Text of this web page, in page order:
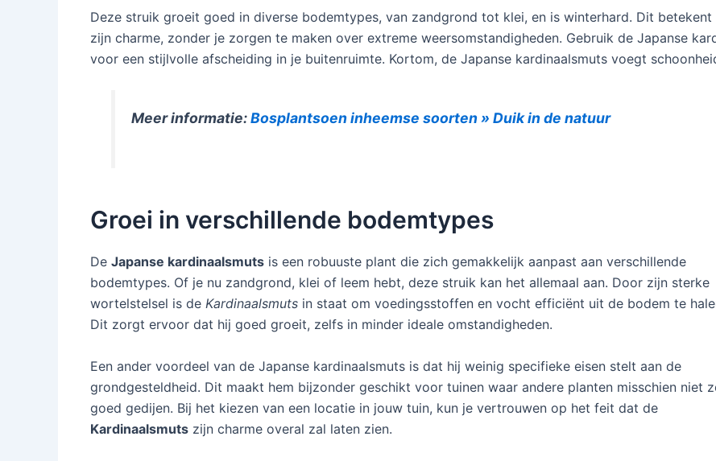
Deze struik groeit goed in diverse bodemtypes, van zandgrond tot klei, en is winterhard. Dit
zijn charme, zonder je zorgen te maken over extreme weersomstandigheden. Gebruik de Japanse
voor een stijlvolle afscheiding in je buitenruimte. Kortom, de Japanse kardinaalsmuts voegt
Meer informatie:Bosplantsoen inheemse soorten » Duik in de natuur
Groei in verschillende bodemtypes
De Japanse kardinaalsmuts is een robuuste plant die zich gemakkelijk aanpast aan verschillende
bodemtypes. Of je nu zandgrond, klei of leem hebt, deze struik kan het allemaal aan. Door zijn sterke
wortelstelsel is de Kardinaalsmuts in staat om voedingsstoffen en vocht efficiënt uit de bodem te
Dit zorgt ervoor dat hij goed groeit, zelfs in minder ideale omstandigheden.
Een ander voordeel van de Japanse kardinaalsmuts is dat hij weinig specifieke eisen stelt aan de
grondgesteldheid. Dit maakt hem bijzonder geschikt voor tuinen waar andere planten misschien niet
goed gedijen. Bij het kiezen van een locatie in jouw tuin, kun je vertrouwen op het feit dat de
Kardinaalsmuts zijn charme overal zal laten zien.